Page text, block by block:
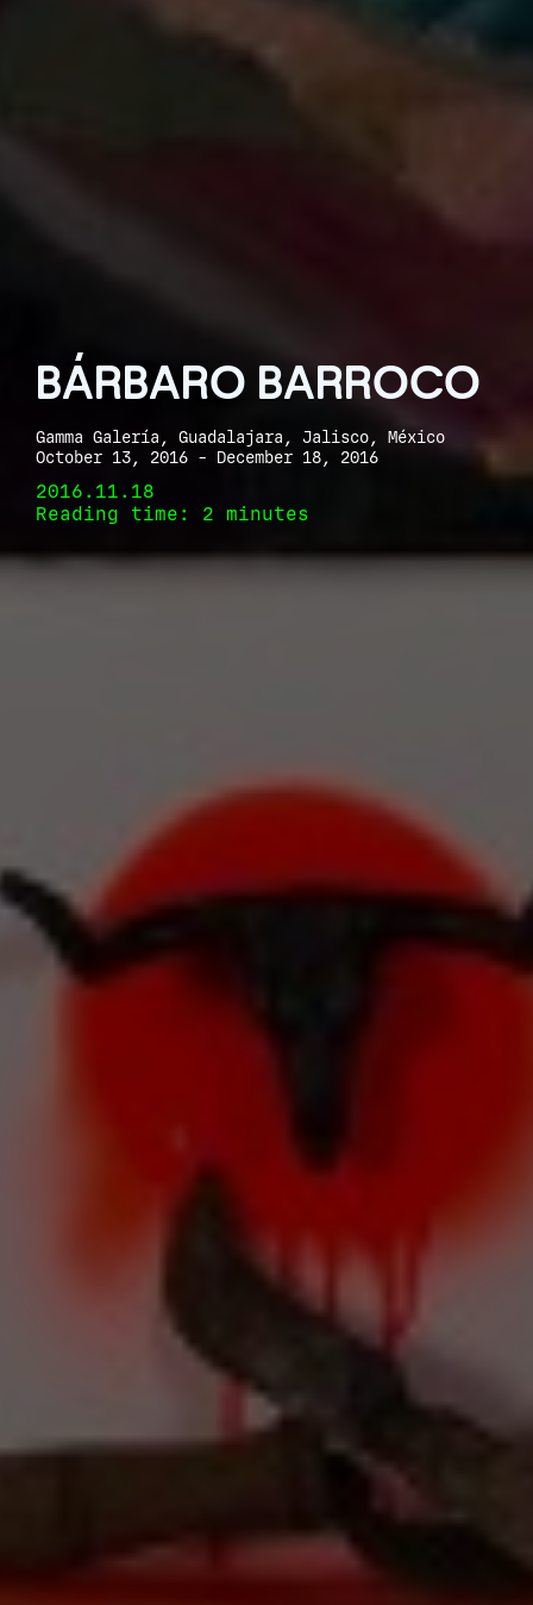
BÁRBARO BARROCO
Gamma Galería, Guadalajara, Jalisco, México
October 13, 2016 - December 18, 2016
2016.11.18
Reading time: 2 minutes